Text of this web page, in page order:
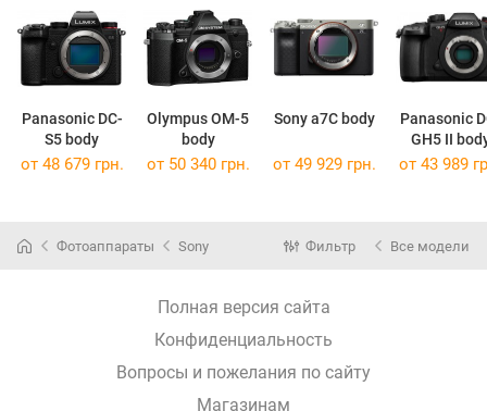
Panasonic DC-
S5 body
Olympus OM-5
body
Sony a7C body
Panasonic
GH5 II
от 48 679 грн. от 50 340 грн. от 49 929 грн. от 43 989
Фотоаппараты Sony Фильтр Все модели
Полная версия сайта
Конфиденциальность
Вопросы и пожелания по сайту
Магазинам